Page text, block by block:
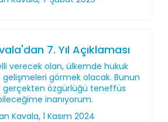
7. Yıl Açıklaması
verecek olan, ülkemde hukuk
görmek olacak. Bunun
gerçekten özgürlüğü teneffüs
inanıyorum.
Kavala, 1 Kasım 2024